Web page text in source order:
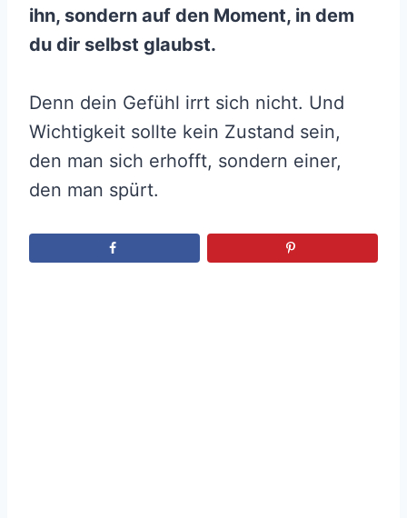
ihn, sondern auf den Moment, in dem
du dir selbst glaubst.
Denn dein Gefühl irrt sich nicht. Und
Wichtigkeit sollte kein Zustand sein,
den man sich erhofft, sondern einer,
den man spürt.